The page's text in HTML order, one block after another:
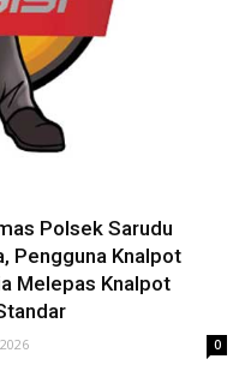
Polsek Sarudu
Pengguna Knalpot
Melepas Knalpot
0